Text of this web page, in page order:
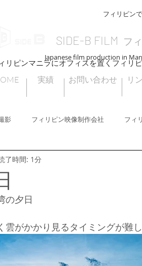
SIDE-B FILM フ
フィリピン
Japanese film production in
リピンマニラにオフィスを置くフィリ
実績 お問い合わせ リ
影 フィリピン映像制作会社 フィ
ピンビデオグラファー
ンの子どもたちの遊び
ピンロケ ボラカイ島 フィリピンビ
了時間: 1分
の夕日
がかかり見るタイミングが難